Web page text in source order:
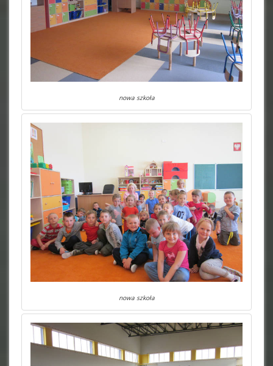
nowa szkoła
nowa szkoła